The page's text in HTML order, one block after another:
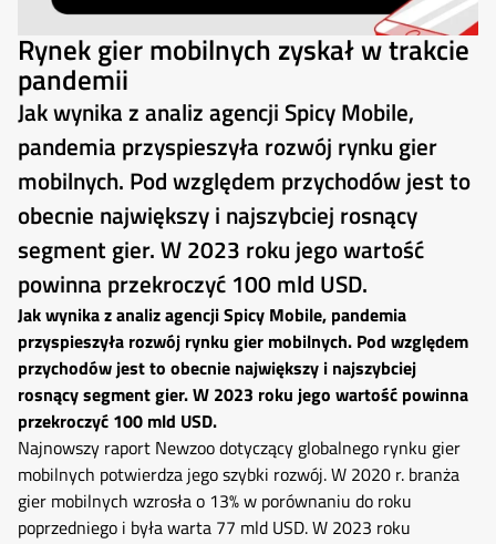
Rynek gier mobilnych zyskał w trakcie
pandemii
Jak wynika z analiz agencji Spicy Mobile,
pandemia przyspieszyła rozwój rynku gier
mobilnych. Pod względem przychodów jest to
obecnie największy i najszybciej rosnący
segment gier. W 2023 roku jego wartość
powinna przekroczyć 100 mld USD.
Jak wynika z analiz agencji Spicy Mobile, pandemia
przyspieszyła rozwój rynku gier mobilnych. Pod względem
przychodów jest to obecnie największy i najszybciej
rosnący segment gier. W 2023 roku jego wartość powinna
przekroczyć 100 mld USD.
Najnowszy raport Newzoo dotyczący globalnego rynku gier
mobilnych potwierdza jego szybki rozwój. W 2020 r. branża
gier mobilnych wzrosła o 13% w porównaniu do roku
poprzedniego i była warta 77 mld USD. W 2023 roku